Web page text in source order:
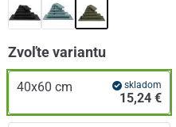
Zvoľte variantu
40x60 cm skladom
15,24 €